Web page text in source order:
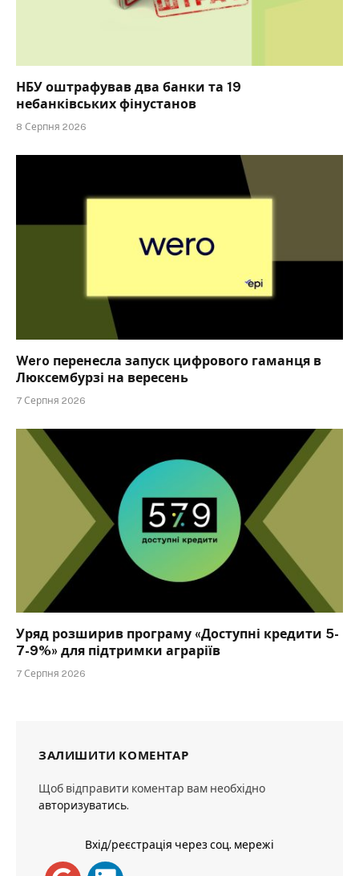
НБУ оштрафував два банки та 19
небанківських фінустанов
8 Серпня 2026
Wero перенесла запуск цифрового гаманця в
Люксембурзі на вересень
7 Серпня 2026
Уряд розширив програму «Доступні кредити 5-
7-9%» для підтримки аграріїв
7 Серпня 2026
ЗАЛИШИТИ КОМЕНТАР
Щоб відправити коментар вам необхідно
авторизуватись.
Вхід/реєстрація через соц. мережі